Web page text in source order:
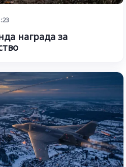
награда за